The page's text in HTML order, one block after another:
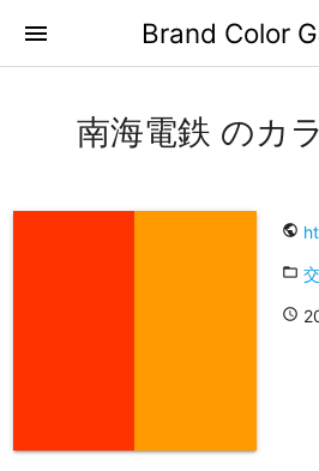
Brand Color
menu
南海電鉄 のカ
public
folder_open
access_time